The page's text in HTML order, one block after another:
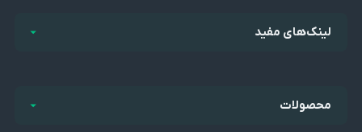
لینک‌های مفید
محصولات